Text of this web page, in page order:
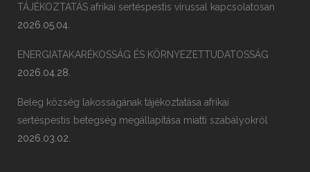
TÁJÉKOZTATÁS afrikai sertéspestis vírussal kapcsolatosan
2026.05.04.
ENERGIATAKARÉKOSSÁG ÉS KÖRNYEZETTUDATOSSÁG
2026.04.28.
Beleg község lakosságának tájékoztatása afrikai
sertéspestis betegség megállapítása miatti szabályokról
2026.03.02.